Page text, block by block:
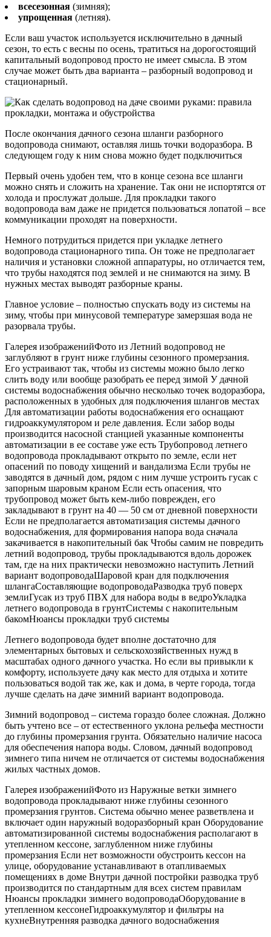
всесезонная (зимняя);
упрощенная (летняя).
Если ваш участок используется исключительно в дачный
сезон, то есть с весны по осень, тратиться на дорогостоящий
капитальный водопровод просто не имеет смысла. В этом
случае может быть два варианта – разборный водопровод и
стационарный.
После окончания дачного сезона шланги разборного
водопровода снимают, оставляя лишь точки водоразбора. В
следующем году к ним снова можно будет подключиться
Первый очень удобен тем, что в конце сезона все шланги
можно снять и сложить на хранение. Так они не испортятся от
холода и прослужат дольше. Для прокладки такого
водопровода вам даже не придется пользоваться лопатой – все
коммуникации проходят на поверхности.
Немного потрудиться придется при укладке летнего
водопровода стационарного типа. Он тоже не предполагает
наличия и установки сложной аппаратуры, но отличается тем,
что трубы находятся под землей и не снимаются на зиму. В
нужных местах выводят разборные краны.
Главное условие – полностью спускать воду из системы на
зиму, чтобы при минусовой температуре замерзшая вода не
разорвала трубы.
Галерея изображенийФото из Летний водопровод не
заглубляют в грунт ниже глубины сезонного промерзания.
Его устраивают так, чтобы из системы можно было легко
слить воду или вообще разобрать ее перед зимой У дачной
системы водоснабжения обычно несколько точек водоразбора,
расположенных в удобных для подключения шлангов местах
Для автоматизации работы водоснабжения его оснащают
гидроаккумулятором и реле давления. Если забор воды
производится насосной станцией указанные компоненты
автоматизации в ее составе уже есть Трубопровод летнего
водопровода прокладывают открыто по земле, если нет
опасений по поводу хищений и вандализма Если трубы не
заводятся в дачный дом, рядом с ним лучше устроить гусак с
запорным шаровым краном Если есть опасения, что
трубопровод может быть кем-либо поврежден, его
закладывают в грунт на 40 — 50 см от дневной поверхности
Если не предполагается автоматизация системы дачного
водоснабжения, для формирования напора вода сначала
закачивается в накопительный бак Чтобы самим не повредить
летний водопровод, трубы прокладываются вдоль дорожек
там, где на них практически невозможно наступить Летний
вариант водопроводаШаровой кран для подключения
шлангаСоставляющие водопроводаРазводка труб поверх
землиГусак из труб ПВХ для набора воды в ведроУкладка
летнего водопровода в грунтСистемы с накопительным
бакомНюансы прокладки труб системы
Летнего водопровода будет вполне достаточно для
элементарных бытовых и сельскохозяйственных нужд в
масштабах одного дачного участка. Но если вы привыкли к
комфорту, используете дачу как место для отдыха и хотите
пользоваться водой так же, как и дома, в черте города, тогда
лучше сделать на даче зимний вариант водопровода.
Зимний водопровод – система гораздо более сложная. Должно
быть учтено все – от естественного уклона рельефа местности
до глубины промерзания грунта. Обязательно наличие насоса
для обеспечения напора воды. Словом, дачный водопровод
зимнего типа ничем не отличается от системы водоснабжения
жилых частных домов.
Галерея изображенийФото из Наружные ветки зимнего
водопровода прокладывают ниже глубины сезонного
промерзания грунтов. Система обычно менее разветвлена и
включает один наружный водоразборный кран Оборудование
автоматизированной системы водоснабжения располагают в
утепленном кессоне, заглубленном ниже глубины
промерзания Если нет возможности обустроить кессон на
улице, оборудование устанавливают в отапливаемых
помещениях в доме Внутри дачной постройки разводка труб
производится по стандартным для всех систем правилам
Нюансы прокладки зимнего водопроводаОборудование в
утепленном кессонеГидроаккумулятор и фильтры на
кухнеВнутренняя разводка дачного водоснабжения